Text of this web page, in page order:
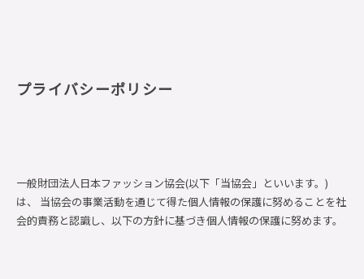
プライバシーポリシー
一般財団法人日本ファッション協会(以下「当協会」といいます。)
は、 当協会の事業活動を通じて得た個人情報の保護に努めることを社
会的責務と認識し、以下の方針に基づき個人情報の保護に努めます。